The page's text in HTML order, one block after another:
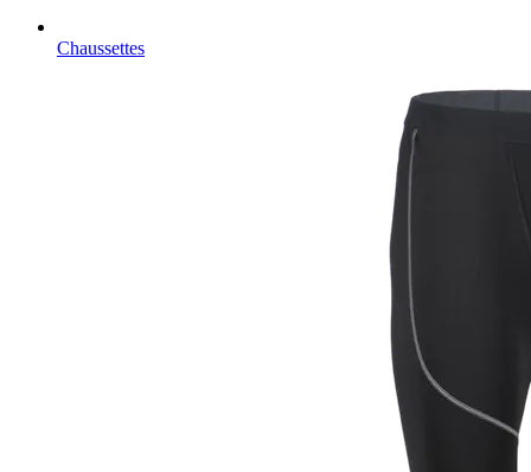
Chaussettes